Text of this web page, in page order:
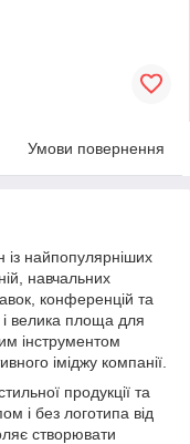
Умови повернення
найпопулярніших
навчальних
конференцій та
велика площа для
інструментом
іміджу компанії.
продукції та
і без логотипа від
створювати